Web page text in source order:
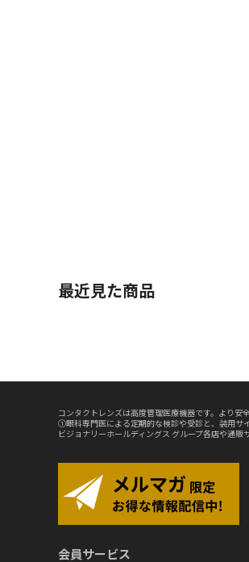
最近見た商品
コンタクトレンズは高度管理医療機器です。より安
①眼科専門医による定期的な検診や受診と、装用
ビジョナリーホールディングス グループ各店や通
会員サービス